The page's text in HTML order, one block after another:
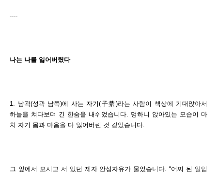
----
나는 나를 잃어버렸다
1. 남곽(성곽 남쪽)에 사는 자기(子綦)라는 사람이 책상에 기대앉아서
하늘을 쳐다보며 긴 한숨을 내쉬었습니다. 멍하니 앉아있는 모습이 마
치 자기 몸과 마음을 다 잃어버린 것 같았습니다.
그 앞에서 모시고 서 있던 제자 안성자유가 물었습니다. “어찌 된 일입